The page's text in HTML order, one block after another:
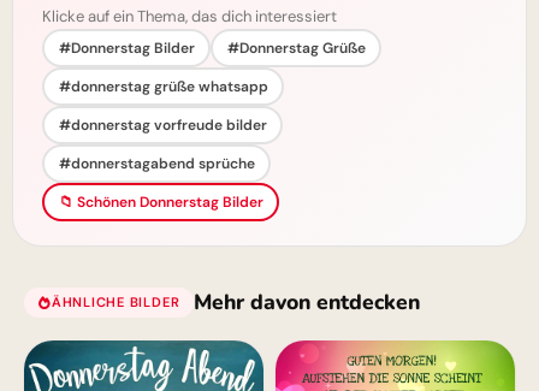
Klicke auf ein Thema, das dich interessiert
#Donnerstag Bilder
#Donnerstag Grüße
#donnerstag grüße whatsapp
#donnerstag vorfreude bilder
#donnerstagabend sprüche
📁 Schönen Donnerstag Bilder
ÄHNLICHE BILDER Mehr davon entdecken